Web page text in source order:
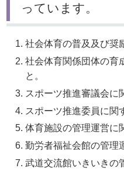
っています。
社会体育の普及及び奨
社会体育関係団体の育
と。
スポーツ推進審議会に
スポーツ推進委員に関
体育施設の管理運営に
勤労者福祉会館の管理
武道交流館いきいきの